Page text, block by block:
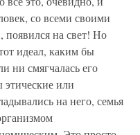
со всеми своими
на свет! Но
идеал, каким бы
ни смягчалась его
этические или
на него, семья